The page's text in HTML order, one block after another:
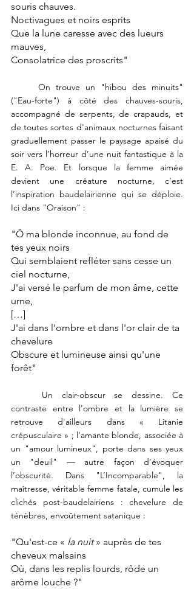
souris chauves.
Noctivagues et noirs esprits
Que la lune caresse avec des lueurs
mauves,
Consolatrice des proscrits"
("Eau-forte") à côté des chauves-souris,
accompagné de serpents, de crapauds, et
de toutes sortes d'animaux nocturnes faisant
graduellement passer le paysage apaisé du
soir vers l’horreur d’une nuit fantastique à la
E. A. Poe. Et lorsque la femme aimée
devient une créature nocturne, c'est
l’inspiration baudelairienne qui se déploie.
Ici dans "Oraison" :
"Ô ma blonde inconnue, au fond de
tes yeux noirs
Qui semblaient refléter sans cesse un
ciel nocturne,
J'ai versé le parfum de mon âme, cette
urne,
[…]
J'ai dans l'ombre et dans l'or clair de ta
chevelure
Obscure et lumineuse ainsi qu'une
forêt"
contraste entre l'ombre et la lumière se
retrouve d'ailleurs dans « Litanie
crépusculaire » ; l’amante blonde, associée à
un "amour lumineux", porte dans ses yeux
un "deuil" — autre façon d’évoquer
l’obscurité. Dans "L’Incomparable", la
maîtresse, véritable femme fatale, cumule les
clichés post-baudelairiens : chevelure de
ténèbres, envoûtement satanique :
"Qu'est-ce « la nuit » auprès de tes
cheveux malsains
Où, dans les replis lourds, rôde un
arôme louche ?"